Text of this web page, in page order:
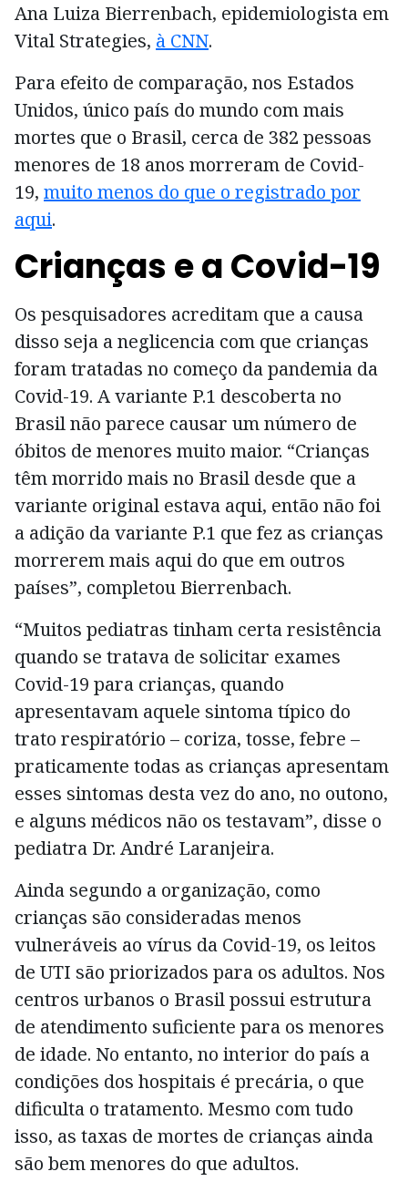
Ana Luiza Bierrenbach, epidemiologista em
Vital Strategies, à CNN.
Para efeito de comparação, nos Estados
Unidos, único país do mundo com mais
mortes que o Brasil, cerca de 382 pessoas
menores de 18 anos morreram de Covid-
19, muito menos do que o registrado por
aqui.
Crianças e a Covid-19
Os pesquisadores acreditam que a causa
disso seja a neglicencia com que crianças
foram tratadas no começo da pandemia da
Covid-19. A variante P.1 descoberta no
Brasil não parece causar um número de
óbitos de menores muito maior. “Crianças
têm morrido mais no Brasil desde que a
variante original estava aqui, então não foi
a adição da variante P.1 que fez as crianças
morrerem mais aqui do que em outros
países”, completou Bierrenbach.
“Muitos pediatras tinham certa resistência
quando se tratava de solicitar exames
Covid-19 para crianças, quando
apresentavam aquele sintoma típico do
trato respiratório – coriza, tosse, febre –
praticamente todas as crianças apresentam
esses sintomas desta vez do ano, no outono,
e alguns médicos não os testavam”, disse o
pediatra Dr. André Laranjeira.
Ainda segundo a organização, como
crianças são consideradas menos
vulneráveis ao vírus da Covid-19, os leitos
de UTI são priorizados para os adultos. Nos
centros urbanos o Brasil possui estrutura
de atendimento suficiente para os menores
de idade. No entanto, no interior do país a
condições dos hospitais é precária, o que
dificulta o tratamento. Mesmo com tudo
isso, as taxas de mortes de crianças ainda
são bem menores do que adultos.